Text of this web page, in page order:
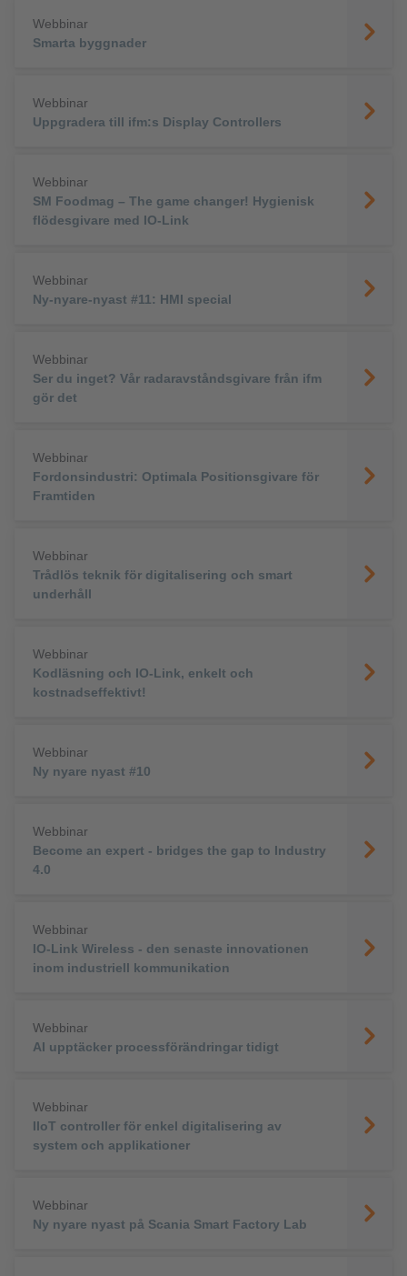
Webbinar
Smarta byggnader
Webbinar
Uppgradera till ifm:s Display Controllers
Webbinar
SM Foodmag – The game changer! Hygienisk
flödesgivare med IO-Link
Webbinar
Ny-nyare-nyast #11: HMI special
Webbinar
Ser du inget? Vår radaravståndsgivare från ifm
gör det
Webbinar
Fordonsindustri: Optimala Positionsgivare för
Framtiden
Webbinar
Trådlös teknik för digitalisering och smart
underhåll
Webbinar
Kodläsning och IO-Link, enkelt och
kostnadseffektivt!
Webbinar
Ny nyare nyast #10
Webbinar
Become an expert - bridges the gap to Industry
4.0
Webbinar
IO-Link Wireless - den senaste innovationen
inom industriell kommunikation
Webbinar
AI upptäcker processförändringar tidigt
Webbinar
IIoT controller för enkel digitalisering av
system och applikationer
Webbinar
Ny nyare nyast på Scania Smart Factory Lab